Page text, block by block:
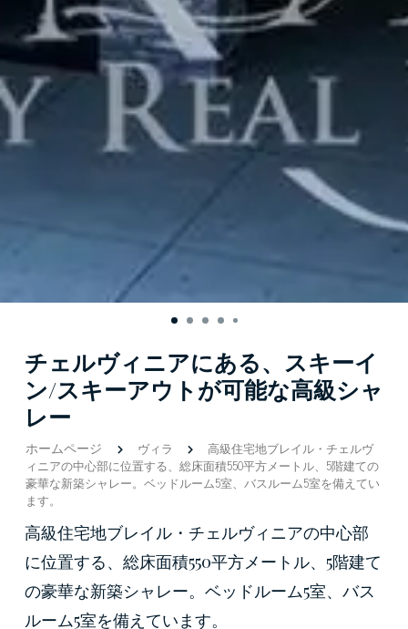
チェルヴィニアにある、スキーイ
ン/スキーアウトが可能な高級シャ
レー
ホームページ ヴィラ
高級住宅地ブレイル・チェルヴ
ィニアの中心部に位置する、総床面積550平方メートル、5階建ての
豪華な新築シャレー。ベッドルーム5室、バスルーム5室を備えてい
ます。
高級住宅地ブレイル・チェルヴィニアの中心部
に位置する、総床面積550平方メートル、5階建て
の豪華な新築シャレー。ベッドルーム5室、バス
ルーム5室を備えています。